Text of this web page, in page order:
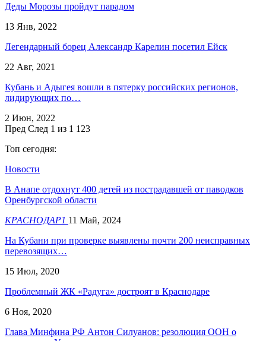
Деды Морозы пройдут парадом
13 Янв, 2022
Легендарный борец Александр Карелин посетил Ейск
22 Авг, 2021
Кубань и Адыгея вошли в пятерку российских регионов,
лидирующих по…
2 Июн, 2022
Пред След 1 из 1 123
Топ сегодня:
Новости
В Анапе отдохнут 400 детей из пострадавшей от паводков
Оренбургской области
КРАСНОДАР1 11 Май, 2024
На Кубани при проверке выявлены почти 200 неисправных
перевозящих…
15 Июл, 2020
Проблемный ЖК «Радуга» достроят в Краснодаре
6 Ноя, 2020
Глава Минфина РФ Антон Силуанов: резолюция ООН о